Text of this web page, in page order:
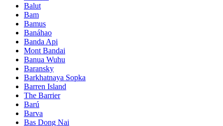
Balut
Bam
Bamus
Banáhao
Banda Api
Mont Bandai
Banua Wuhu
Baransky
Barkhatnaya Sopka
Barren Island
The Barrier
Barú
Barva
Bas Dong Nai